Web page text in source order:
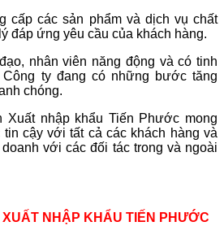
các sản phẩm và dịch vụ chất
đáp ứng yêu cầu của khách hàng.
nhân viên năng động và có tinh
Công ty đang có những bước tăng
chóng.
nhập khẩu Tiến Phước mong
cậy với tất cả các khách hàng và
với các đối tác trong và ngoài
NHẬP KHẨU TIẾN PHƯỚC